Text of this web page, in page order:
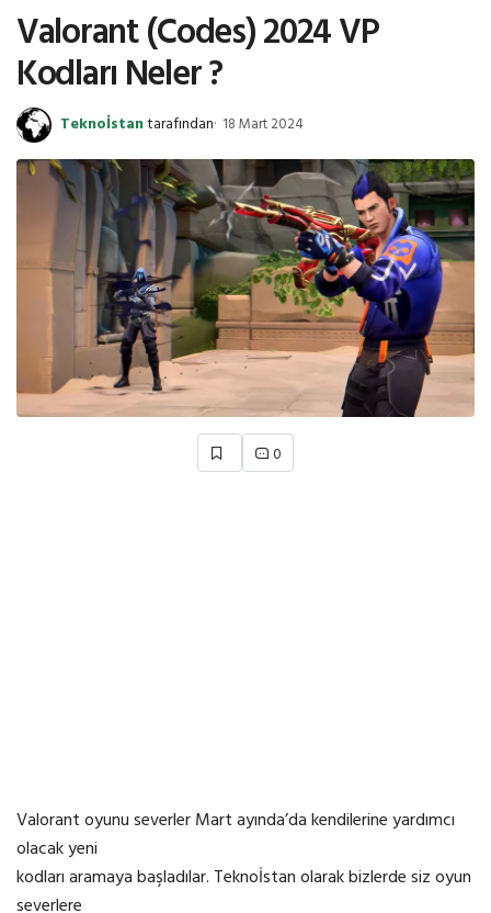
Valorant (Codes) 2024 VP
Kodları Neler ?
Teknoİstantarafından 18 Mart 2024
0
Valorant oyunu severler Mart ayında’da kendilerine yardımcı
olacak yeni
kodları aramaya başladılar. Teknoİstan olarak bizlerde siz oyun
severlere